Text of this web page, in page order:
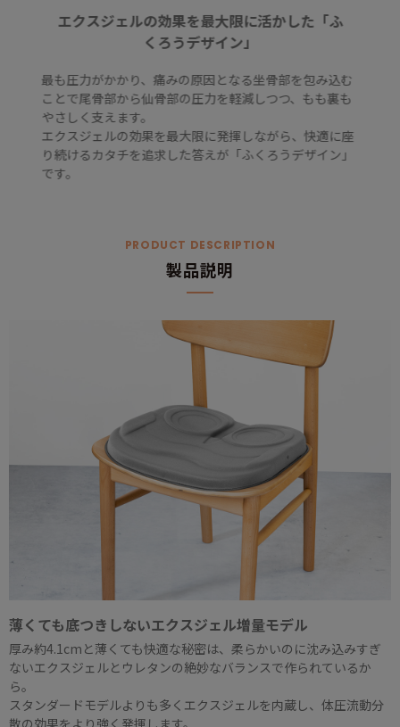
エクスジェルの効果を最大限に活かした「ふ
くろうデザイン」
最も圧力がかかり、痛みの原因となる坐骨部を包み込む
ことで尾骨部から仙骨部の圧力を軽減しつつ、もも裏も
やさしく支えます。
エクスジェルの効果を最大限に発揮しながら、快適に座
り続けるカタチを追求した答えが「ふくろうデザイン」
です。
PRODUCT DESCRIPTION
製品説明
薄くても底つきしないエクスジェル増量モデル
厚み約4.1cmと薄くても快適な秘密は、柔らかいのに沈み込みすぎ
ないエクスジェルとウレタンの絶妙なバランスで作られているか
ら。
スタンダードモデルよりも多くエクスジェルを内蔵し、体圧流動分
散の効果をより強く発揮します。